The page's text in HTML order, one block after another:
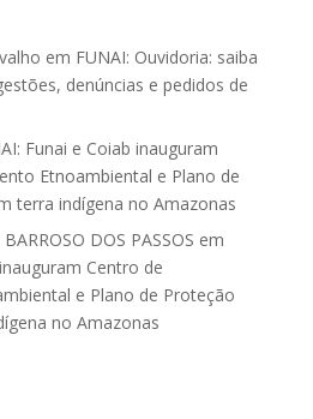
em FUNAI: Ouvidoria: saiba
denúncias e pedidos de
Funai e Coiab inauguram
Etnoambiental e Plano de
terra indígena no Amazonas
DOS PASSOS em
Centro de
e Plano de Proteção
no Amazonas